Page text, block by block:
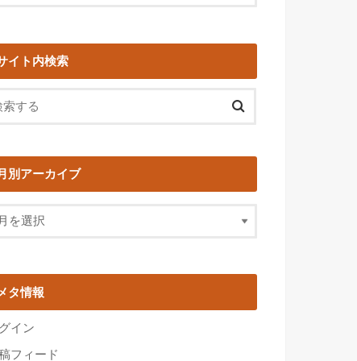
イト内検索
別アーカイブ
タ情報
イン
フィード